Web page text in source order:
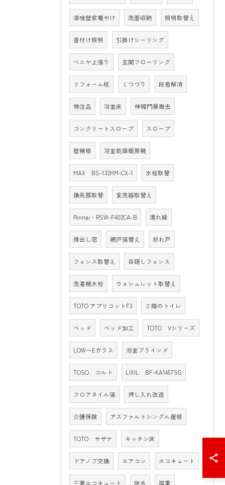
漆喰壁家電やけ 洗面収納 照明取替え
直付け照明 引掛けシーリング
ベニヤ上張り 玄関フローリング
リフォーム框 くつづり 段差解消
特注品 浴室床 伸縮門扉撤去
コンクリートスロープ スロープ
壁補修 浴室乾燥暖房機
MAX BS-132HM-CX-1 水栓取替
換気扇取替 食洗器取替え
Rinnai・RSW-F402CA-B 濡れ縁
掃出し窓 網戸張替え 折れ戸
フェンス取替え 目隠しフェンス
洗濯機水栓 ウォシュレット取替え
TOTO アプリコットF3 ２階のトイレ
ベッド ベッド加工 TOTO Vシリーズ
LOW－Eガラス 浴室ブラインド
TOSO コルト LIXIL BF-KA145TSG
フロアタイル張 押し入れ改造
介護保険 アスファルトシングル屋根
TOTO サザナ キッチン床
ドアノブ交換 エアコン エコキュート
三菱エコキュート 防水 福重